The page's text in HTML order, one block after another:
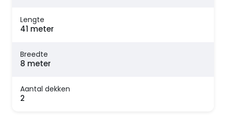
Lengte
41 meter
Breedte
8 meter
Aantal dekken
2